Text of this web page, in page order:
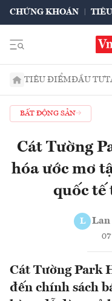
CHỨNG KHOÁN
TIÊU ĐIỂMĐẦU TƯ
BẤT ĐỘNG SẢN
Cát Tường
hóa ước mơ
quốc tế
L Lan
Cát Tường Park
đến chính sách